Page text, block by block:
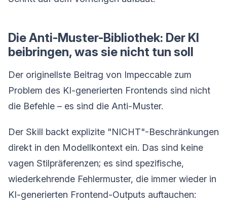
Die Anti-Muster-Bibliothek: Der KI
beibringen, was sie nicht tun soll
Der originellste Beitrag von Impeccable zum
Problem des KI-generierten Frontends sind nicht
die Befehle – es sind die Anti-Muster.
Der Skill backt explizite "NICHT"-Beschränkungen
direkt in den Modellkontext ein. Das sind keine
vagen Stilpräferenzen; es sind spezifische,
wiederkehrende Fehlermuster, die immer wieder in
KI-generierten Frontend-Outputs auftauchen: